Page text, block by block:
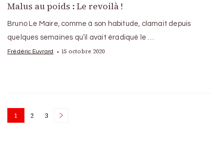
Malus au poids : Le revoilà !
Bruno Le Maire, comme à son habitude, clamait depuis
quelques semaines qu’il avait éradiqué le …
Frédéric Euvrard 15 octobre 2020
Posts
Page
1 Page
2 Page
3